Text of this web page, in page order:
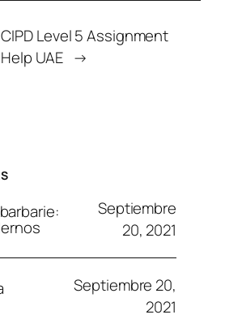
CIPD Level 5 Assignment
Help UAE →
Septiembre
20, 2021
Septiembre 20,
2021